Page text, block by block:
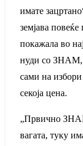
имате
земјава повеќе
покажала во
нуди со ЗНАМ,
сами на избори
секоја цена.
„Првично
вагата, туку